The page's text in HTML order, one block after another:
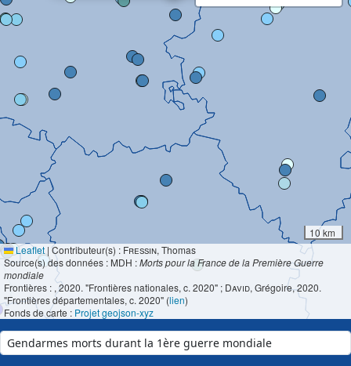
10 km
Leaflet | Contributeur(s) : Fressin, Thomas
Source(s) des données : MDH :Morts pour la France de la Première Guerre
mondiale
Frontières : , 2020. "Frontières nationales, c. 2020" ; David, Grégoire, 2020.
"Frontières départementales, c. 2020" (lien)
Fonds de carte : Projet geojson-xyz